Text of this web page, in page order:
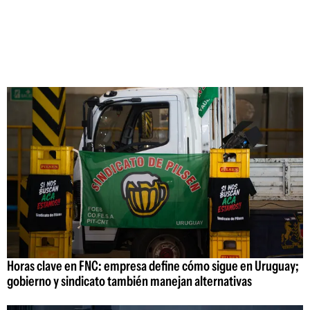
Horas clave en FNC: empresa define cómo sigue en Uruguay;
gobierno y sindicato también manejan alternativas